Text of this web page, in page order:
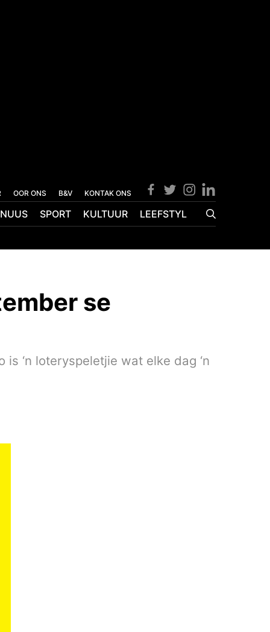
OOR ONS B&V KONTAK ONS
NUUS SPORT KULTUUR LEEFSTYL
se
is ‘n loteryspeletjie wat elke dag ‘n